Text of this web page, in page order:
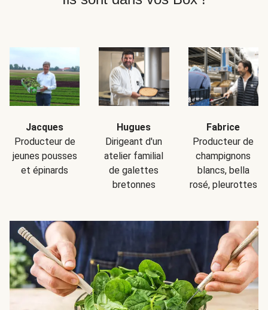
Jacques
Producteur de
jeunes pousses
et épinards
Hugues
Dirigeant d'un
atelier familial
de galettes
bretonnes
Fabrice
Producteur de
champignons
blancs, bella
rosé, pleurottes